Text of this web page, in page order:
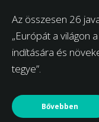
Az összesen 26
„Európát a világon
indítására és
tegye”.
Bővebben